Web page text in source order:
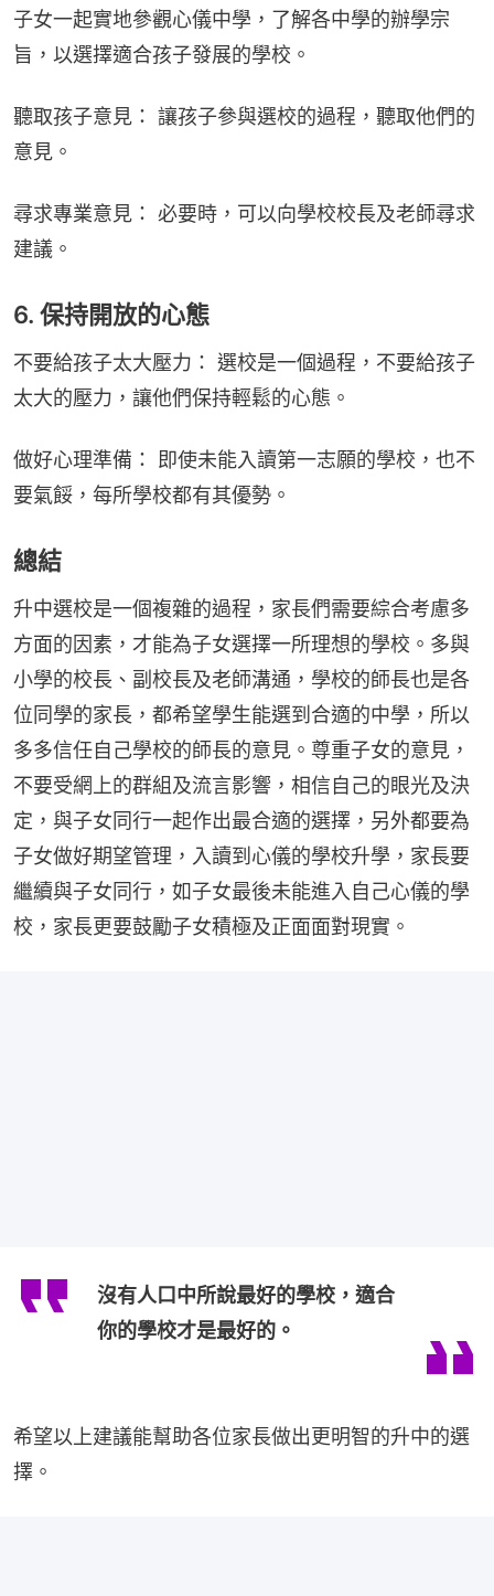
子女一起實地參觀心儀中學，了解各中學的辦學宗
旨，以選擇適合孩子發展的學校。
聽取孩子意見： 讓孩子參與選校的過程，聽取他們的
意見。
尋求專業意見： 必要時，可以向學校校長及老師尋求
建議。
6. 保持開放的心態
不要給孩子太大壓力： 選校是一個過程，不要給孩子
太大的壓力，讓他們保持輕鬆的心態。
做好心理準備： 即使未能入讀第一志願的學校，也不
要氣餒，每所學校都有其優勢。
總結
升中選校是一個複雜的過程，家長們需要綜合考慮多
方面的因素，才能為子女選擇一所理想的學校。多與
小學的校長、副校長及老師溝通，學校的師長也是各
位同學的家長，都希望學生能選到合適的中學，所以
多多信任自己學校的師長的意見。尊重子女的意見，
不要受網上的群組及流言影響，相信自己的眼光及決
定，與子女同行一起作出最合適的選擇，另外都要為
子女做好期望管理，入讀到心儀的學校升學，家長要
繼續與子女同行，如子女最後未能進入自己心儀的學
校，家長更要鼓勵子女積極及正面面對現實。
沒有人口中所說最好的學校，適合
你的學校才是最好的。
希望以上建議能幫助各位家長做出更明智的升中的選
擇。